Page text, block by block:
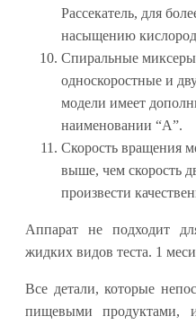
Рассекатель, для
насыщению
Спиральные миксеры
односкоростные и
модели имеет
наименовании “A”.
Скорость вращения
выше, чем скорость
произвести
Аппарат не подходит
жидких видов теста. 1
Все детали, которые
пищевыми продуктами,